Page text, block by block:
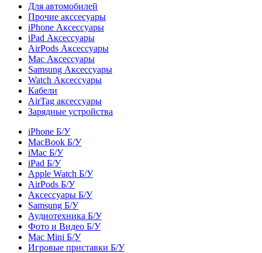
Для автомобилей
Прочие акссесуары
iPhone Аксессуары
iPad Аксессуары
AirPods Аксессуары
Mac Аксессуары
Samsung Аксессуары
Watch Аксессуары
Кабели
AirTag аксессуары
Зарядные устройства
iPhone Б/У
MacBook Б/У
iMac Б/У
iPad Б/У
Apple Watch Б/У
AirPods Б/У
Аксессуары Б/У
Samsung Б/У
Аудиотехника Б/У
Фото и Видео Б/У
Mac Mini Б/У
Игровые приставки Б/У